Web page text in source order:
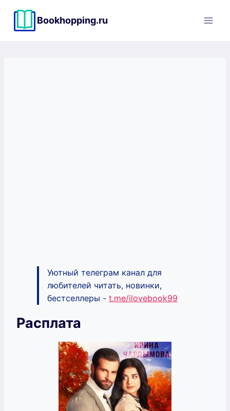
содержимому
Bookhopping.ru
Уютный телеграм канал для
любителей читать, новинки,
бестселлеры - t.me/ilovebook99
Расплата